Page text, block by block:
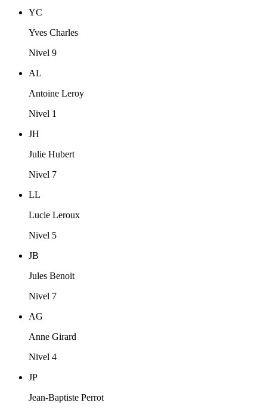
YC
Yves Charles
Nivel 9
AL
Antoine Leroy
Nivel 1
JH
Julie Hubert
Nivel 7
LL
Lucie Leroux
Nivel 5
JB
Jules Benoit
Nivel 7
AG
Anne Girard
Nivel 4
JP
Jean-Baptiste Perrot